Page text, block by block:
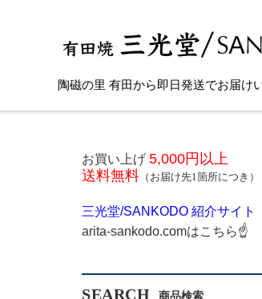
陶磁の里 有田から即日発送でお届け
お買い上げ 5,000円以上
送料無料 （お届け先1箇所につき）
三光堂/SANKODO 紹介サイト
arita-sankodo.comはこちら☝
SEARCH